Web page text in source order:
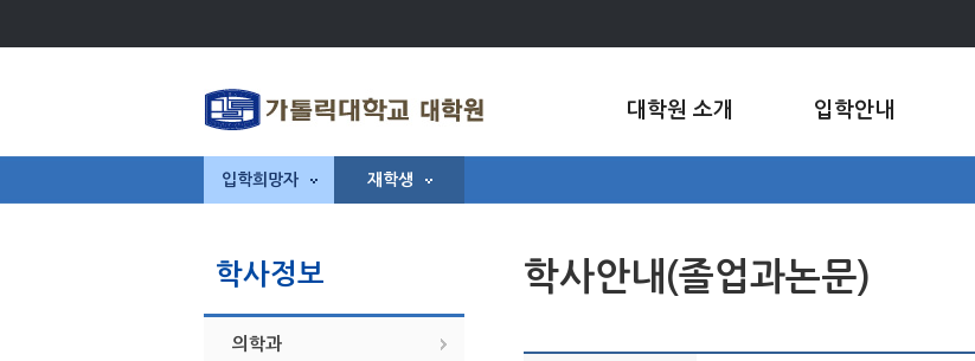
대학원 소개 입학안내
입학희망자 재학생
학사정보
의학과
학사안내(졸업과논문)